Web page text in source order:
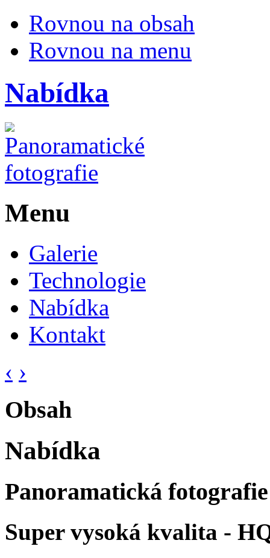
Rovnou na obsah
Rovnou na menu
Nabídka
Menu
Galerie
Technologie
Nabídka
Kontakt
‹ ›
Obsah
Nabídka
Panoramatická fotografie
Super vysoká kvalita -